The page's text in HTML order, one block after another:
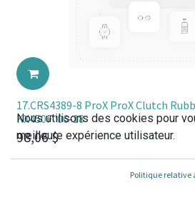
17.CRS4389-8 ProX ProX Clutch
KX450F '06-18
98,06$
Nous utilisons des cookies pour
meilleure expérience utilisateur.
Politique relative